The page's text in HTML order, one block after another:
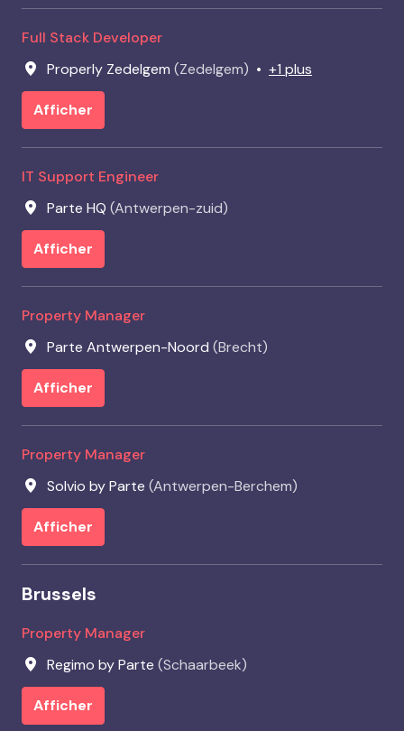
Full Stack Developer
Properly Zedelgem (Zedelgem) • +1 plus
Afficher
IT Support Engineer
Parte HQ (Antwerpen-zuid)
Afficher
Property Manager
Parte Antwerpen-Noord (Brecht)
Afficher
Property Manager
Solvio by Parte (Antwerpen-Berchem)
Afficher
Brussels
Property Manager
Regimo by Parte (Schaarbeek)
Afficher